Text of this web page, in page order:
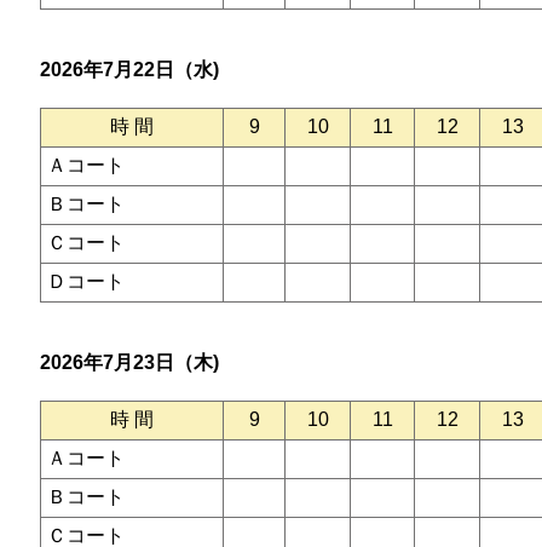
2026年7月22日（水)
時 間 9 10 11 12
13
Ａコート
Ｂコート
Ｃコート
Ｄコート
2026年7月23日（木)
時 間 9 10 11 12
13
Ａコート
Ｂコート
Ｃコート